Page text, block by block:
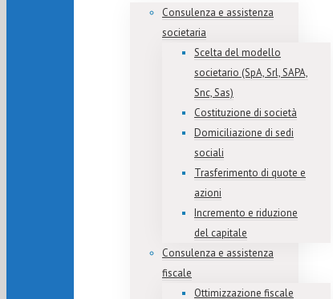
Consulenza e assistenza
societaria
Scelta del modello
societario (SpA, Srl, SAPA,
Snc, Sas)
Costituzione di società
Domiciliazione di sedi
sociali
Trasferimento di quote e
azioni
Incremento e riduzione
del capitale
Consulenza e assistenza
fiscale
Ottimizzazione fiscale